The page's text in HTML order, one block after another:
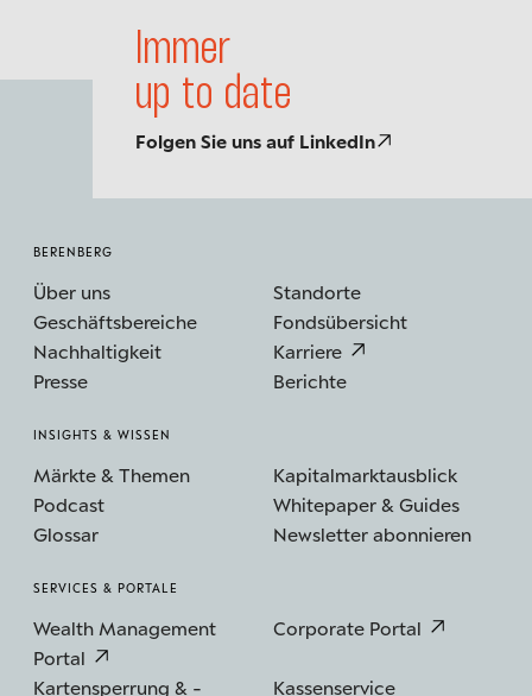
Immer
up to date
Folgen Sie uns auf LinkedIn
BERENBERG
Über uns
Standorte
Geschäftsbereiche
Fondsübersicht
Nachhaltigkeit
Karriere
Presse
Berichte
INSIGHTS & WISSEN
Märkte & Themen
Kapitalmarktausblick
Podcast
Whitepaper & Guides
Glossar
Newsletter abonnieren
SERVICES & PORTALE
Wealth Management
Portal
Corporate Portal
Kartensperrung & - Kassenservice